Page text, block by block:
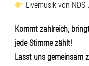
Livemusik von NDS
Kommt zahlreich,
jede Stimme zählt!
Lasst uns gemeinsam